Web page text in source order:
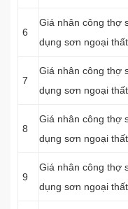
6
Giá nhân công thợ
dụng sơn ngoại
7
Giá nhân công thợ
dụng sơn ngoại
8
Giá nhân công thợ
dụng sơn ngoại
9
Giá nhân công thợ
dụng sơn ngoại